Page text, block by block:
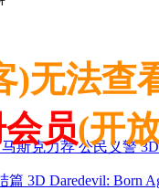
斯克力荐 公民义警 3D
3D Daredevil: Born
)无法查
员(开